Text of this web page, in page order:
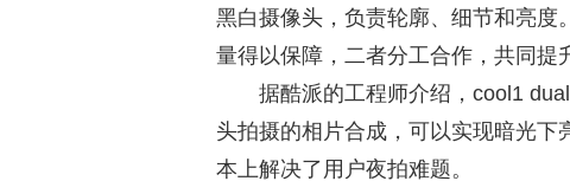
黑白摄像头，负责轮廓、细节和亮
量得以保障，二者分工合作，共同提
据酷派的工程师介绍，cool1
头拍摄的相片合成，可以实现暗光
本上解决了用户夜拍难题。